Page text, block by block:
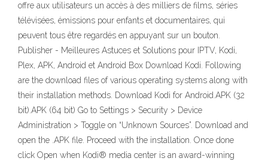
offre aux utilisateurs un accès à des milliers de films, séries
télévisées, émissions pour enfants et documentaires, qui
peuvent tous être regardés en appuyant sur un bouton.
Publisher - Meilleures Astuces et Solutions pour IPTV, Kodi,
Plex, APK, Android et Android Box Download Kodi. Following
are the download files of various operating systems along with
their installation methods. Download Kodi for Android.APK (32
bit).APK (64 bit) Go to Settings > Security > Device
Administration > Toggle on “Unknown Sources”. Download and
open the .APK file. Proceed with the installation. Once done
click Open when Kodi® media center is an award-winning